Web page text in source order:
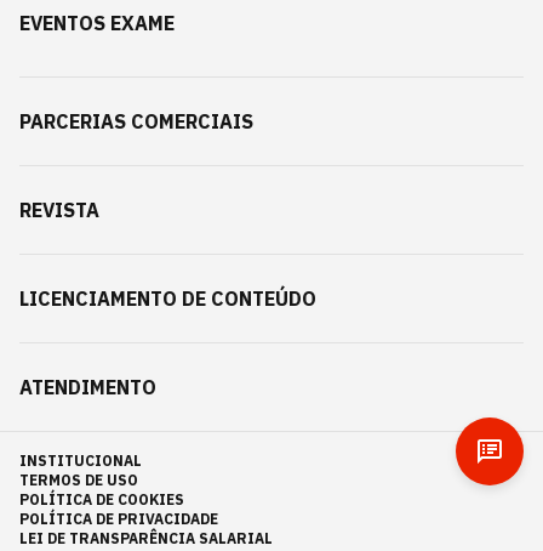
EVENTOS EXAME
PARCERIAS COMERCIAIS
REVISTA
LICENCIAMENTO DE CONTEÚDO
ATENDIMENTO
INSTITUCIONAL
TERMOS DE USO
POLÍTICA DE COOKIES
POLÍTICA DE PRIVACIDADE
LEI DE TRANSPARÊNCIA SALARIAL